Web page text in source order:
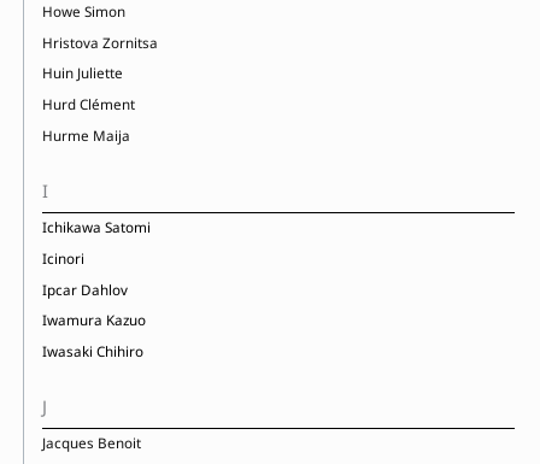
Howe Simon
Hristova Zornitsa
Huin Juliette
Hurd Clément
Hurme Maija
I
Ichikawa Satomi
Icinori
Ipcar Dahlov
Iwamura Kazuo
Iwasaki Chihiro
J
Jacques Benoit